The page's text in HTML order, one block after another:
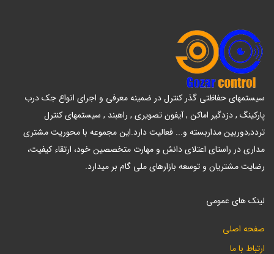
سیستمهای حفاظتی گذر کنترل در ضمینه معرفی و اجرای انواع جک درب
پارکینگ , دزدگیر اماکن , آیفون تصویری , راهبند , سیستمهای کنترل
تردد,دوربین مداربسته و... فعالیت دارد.این مجموعه با محوریت مشتری
مداری در راستای اعتلای دانش و مهارت متخصصین خود، ارتقاء کیفیت،
رضایت مشتریان و توسعه بازارهای ملی گام بر میدارد.
لینک های عمومی
صفحه اصلی
ارتباط با ما